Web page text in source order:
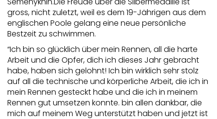
Semenykhin.Die Freude über die Silbermedaille ist
gross, nicht zuletzt, weil es dem 19-Jährigen aus dem
englischen Poole gelang eine neue persönliche
Bestzeit zu schwimmen.
“Ich bin so glücklich über mein Rennen, all die harte
Arbeit und die Opfer, dich ich dieses Jahr gebracht
habe, haben sich gelohnt! Ich bin wirklich sehr stolz
auf all die technische und körperliche Arbeit, die ich in
mein Rennen gesteckt habe und die ich in meinem
Rennen gut umsetzen konnte. bin allen dankbar, die
mich auf meinem Weg unterstützt haben und jetzt ist